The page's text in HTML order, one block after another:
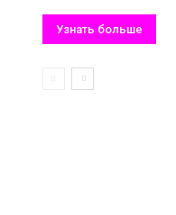
Узнать больше